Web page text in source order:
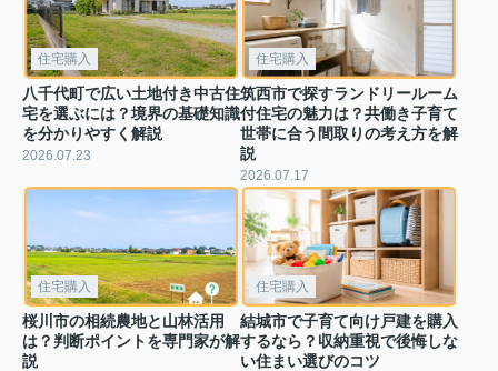
住宅購入
八千代町で広い土地付き中古住
宅を選ぶには？境界の基礎知識
を分かりやすく解説
2026.07.23
住宅購入
筑西市で探すランドリールーム
付住宅の魅力は？共働き子育て
世帯に合う間取りの考え方を解
説
2026.07.17
住宅購入
桜川市の相続農地と山林活用
は？判断ポイントを専門家が解
説
住宅購入
結城市で子育て向け戸建を購入
するなら？収納重視で後悔しな
い住まい選びのコツ